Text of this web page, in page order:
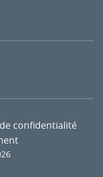
confidentialité